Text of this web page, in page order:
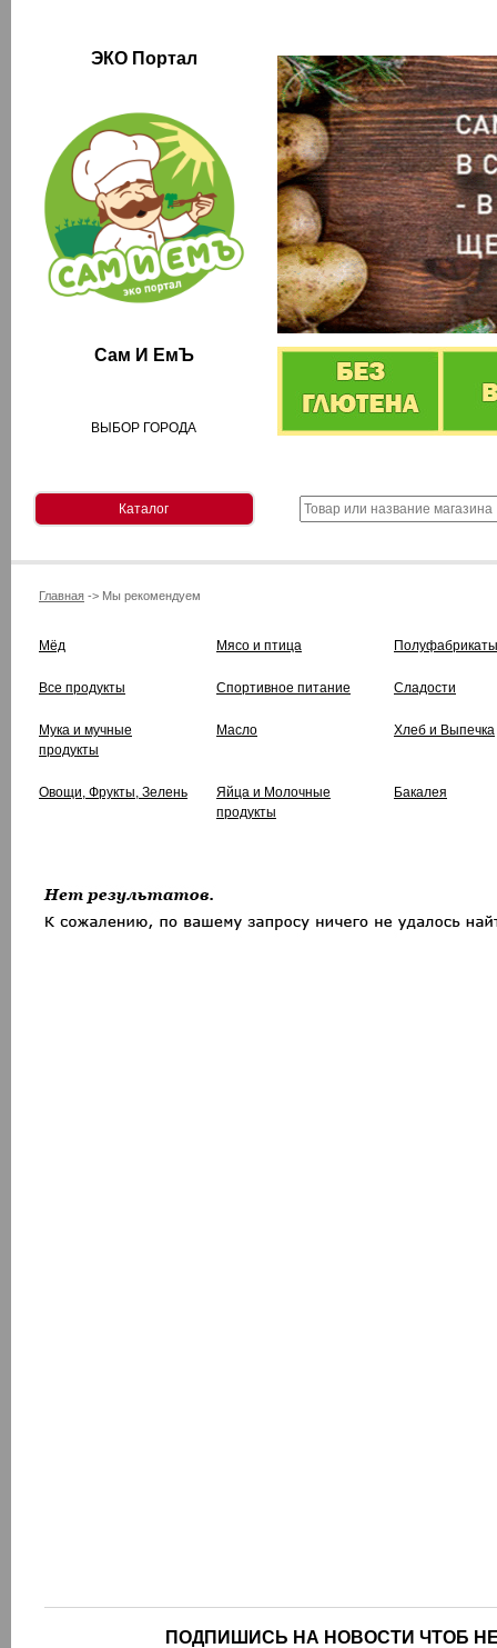
ЭКО Портал
Сам И ЕмЪ
ВЫБОР ГОРОДА
Каталог
Главная -> Мы рекомендуем
Мёд Мясо и птица Полуфабрикаты
Все продукты Спортивное питание Сладости
Мука и мучные
продукты
Масло Хлеб и Выпечка
Овощи, Фрукты, Зелень
Яйца и Молочные
продукты
Бакалея
ПОДПИШИСЬ НА НОВОСТИ ЧТОБ